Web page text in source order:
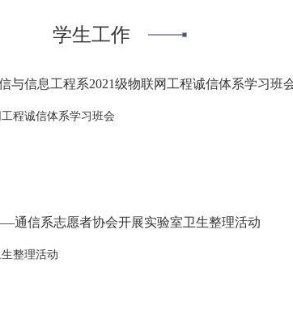
学生工作
信息工程系2021级物联网工程诚信体系学习班
程诚信体系学习班会
通信系志愿者协会开展实验室卫生整理活动
整理活动